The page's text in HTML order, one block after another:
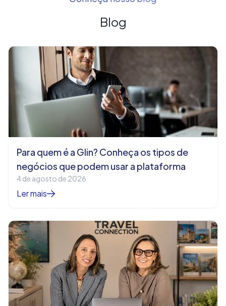
Blog
Para quem é a Glin? Conheça os tipos de
negócios que podem usar a plataforma
4 de agosto de 2026
Ler mais